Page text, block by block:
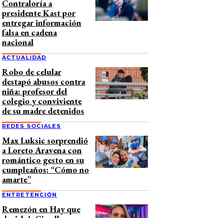
Contraloría a
presidente Kast por
entregar información
falsa en cadena
nacional
ACTUALIDAD
Robo de celular
destapó abusos contra
niña: profesor del
colegio y conviviente
de su madre detenidos
REDES SOCIALES
Max Luksic sorprendió
a Loreto Aravena con
romántico gesto en su
cumpleaños: “Cómo no
amarte”
ENTRETENCIÓN
Remezón en Hay que